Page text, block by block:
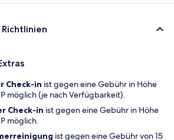
Check-in ist gegen eine Gebühr in Höhe
möglich (je nach Verfügbarkeit).
Check-in ist gegen eine Gebühr in Höhe
möglich.
ist gegen eine Gebühr von 15